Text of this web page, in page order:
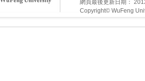
網頁最後更新日期：
Copyright© WuFeng